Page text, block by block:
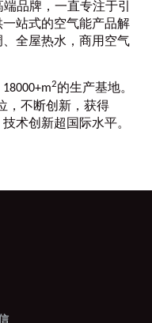
端品牌，一直专注于引
站式的空气能产品解
全屋热水，商用空气
2 的生产基地。
，不断创新，获得
术创新超国际水平。